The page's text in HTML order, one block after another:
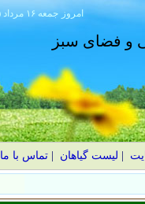
۱۴۰۵ جمعه ۱۶ مرداد امروز
و فضای سبز
لیست گیاهان |تماس با ما